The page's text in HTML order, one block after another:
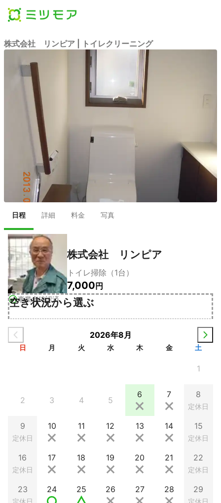
株式会社 リンピア | トイレクリーニング
日程 詳細 料金 写真
事業者確認済
株式会社 リンピア
トイレ掃除（1台）
7,000円
空き状況から選ぶ
2026年8月
日 月 火 水 木 金 土
1
2 3 4 5
6 7 8
定休日
9
定休日
10 11 12 13 14 15
定休日
16
定休日
17 18 19 20 21 22
定休日
23
定休日
24 25 26 27 28 29
定休日